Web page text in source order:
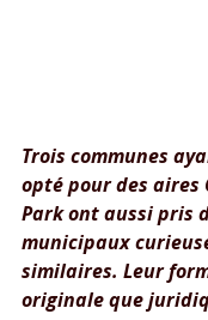
Trois communes
opté pour des aires
Park ont aussi pris
municipaux
similaires. Leur
originale que